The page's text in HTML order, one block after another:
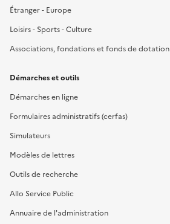
Étranger - Europe
Loisirs - Sports - Culture
Associations, fondations et fonds de dotation
Démarches et outils
Démarches en ligne
Formulaires administratifs (cerfas)
Simulateurs
Modèles de lettres
Outils de recherche
Allo Service Public
Annuaire de l'administration